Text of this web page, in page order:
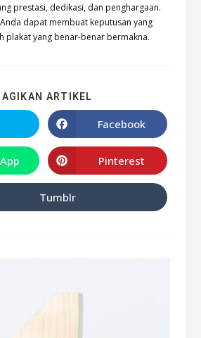
prestasi, dedikasi, dan penghargaan.
dapat membuat keputusan yang
plakat yang benar-benar bermakna.
ARTIKEL
Facebook
Pinterest
Tumblr